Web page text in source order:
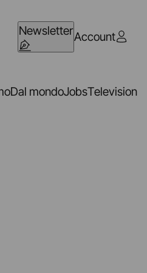
NewsletterAccount
Dal mondoJobsTelevision